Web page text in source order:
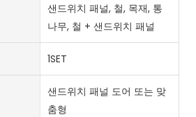
샌드위치 패널, 철, 목재, 통
나무, 철 + 샌드위치 패널
1SET
샌드위치 패널 도어 또는 맞
춤형